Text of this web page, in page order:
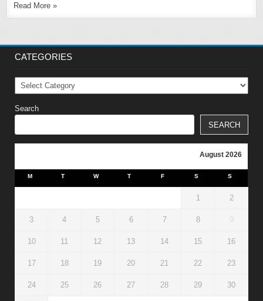
Read More »
CATEGORIES
Categories
Search
SEARCH
August 2026
M T W T F S S
1 2
3 4 5 6 7 8
10 11 12 13 14 15 16
17 18 19 20 21 22 23
24 25 26 27 28 29 30